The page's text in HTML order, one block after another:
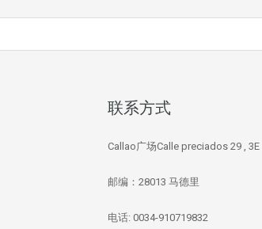
华媒：西班牙投资移
【独家新闻/投资资
联系方式
Callao广场Calle preciados 29 , 3E
邮编：28013 马德里
电话: 0034-910719832